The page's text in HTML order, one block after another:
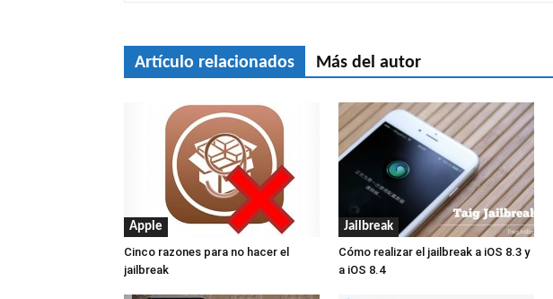
Artículo relacionados Más del autor
Apple
Cinco razones para no hacer el
jailbreak
Jailbreak
Cómo realizar el jailbreak a iOS 8.3 y
a iOS 8.4